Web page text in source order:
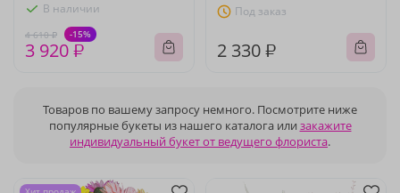
В наличии
4 610 ₽ -15%
3 920 ₽
Под заказ
2 330 ₽
Товаров по вашему запросу немного. Посмотрите ниже
популярные букеты из нашего каталога или закажите
индивидуальный букет от ведущего флориста.